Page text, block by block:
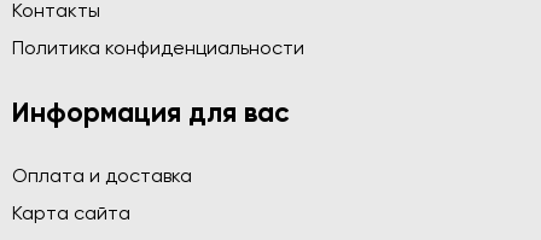
Контакты
Политика конфиденциальности
Информация для вас
Оплата и доставка
Карта сайта